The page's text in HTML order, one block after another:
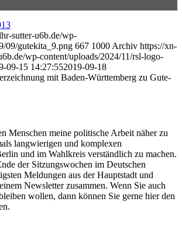
sutter-u6b.de/wp-
09/gutekita_9.png 667 1000 Archiv https://xn-
wp-content/uploads/2024/11/rsl-logo-
09-15 14:27:552019-09-18
mit Baden-Württemberg zu Gute-
Menschen meine politische Arbeit näher zu
langwierigen und komplexen
und im Wahlkreis verständlich zu machen.
der Sitzungswochen im Deutschen
Meldungen aus der Hauptstadt und
Newsletter zusammen. Wenn Sie auch
wollen, dann können Sie gerne hier den